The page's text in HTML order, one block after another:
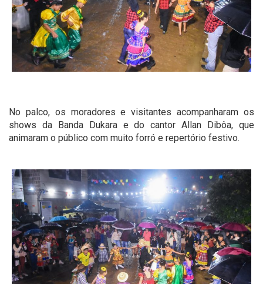
No palco, os moradores e visitantes acompanharam os
shows da Banda Dukara e do cantor Allan Dibôa, que
animaram o público com muito forró e repertório festivo.